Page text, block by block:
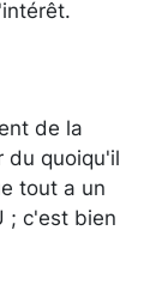
de la
du quoiqu'il
tout a un
; c'est bien